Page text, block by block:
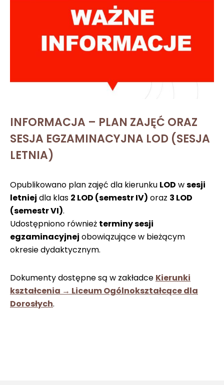
INFORMACJA – PLAN ZAJĘĆ ORAZ
SESJA EGZAMINACYJNA LOD (SESJA
LETNIA)
Opublikowano plan zajęć dla kierunku LOD wsesji
letniej dla klas 2 LOD (semestr IV) oraz 3 LOD
(semestr VI).
Udostępniono również terminy sesji
egzaminacyjnej obowiązujące w bieżącym
okresie dydaktycznym.
Dokumenty dostępne są w zakładce Kierunki
kształcenia → Liceum Ogólnokształcące dla
Dorosłych.